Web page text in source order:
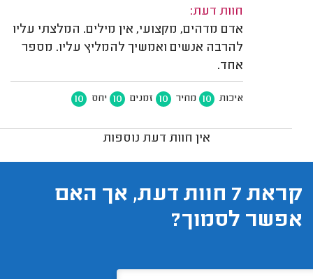
חוות דעת:
אדם מדהים, מקצועי, אין מילים. המלצתי עליו
להרבה אנשים ואמשיך להמליץ עליו. מספר
אחד.
איכות 10 מחיר 10 זמנים 10 יחס 10
אין חוות דעת נוספות
קראת 7 חוות דעת, אך האם
אפשר לסמוך?